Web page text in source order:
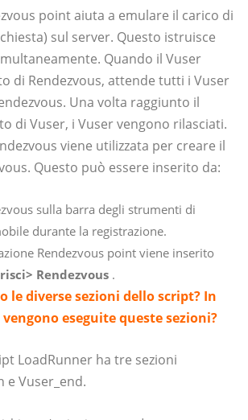
point aiuta a emulare il carico di
sul server. Questo istruisce
Quando il Vuser
di Rendezvous, attende tutti i Vuser
Una volta raggiunto il
di Vuser, i Vuser vengono rilasciati.
viene utilizzata per creare il
Questo può essere inserito da:
sulla barra degli strumenti di
durante la registrazione.
Rendezvous point viene inserito
Rendezvous .
le diverse sezioni dello script? In
eseguite queste sezioni?
LoadRunner ha tre sezioni
e Vuser_end.